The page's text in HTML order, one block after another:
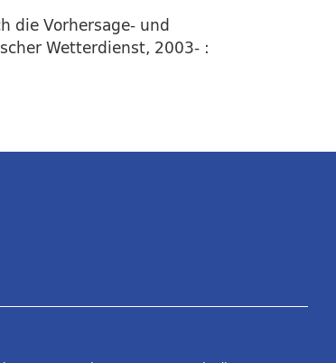
die Vorhersage- und
Wetterdienst, 2003- :